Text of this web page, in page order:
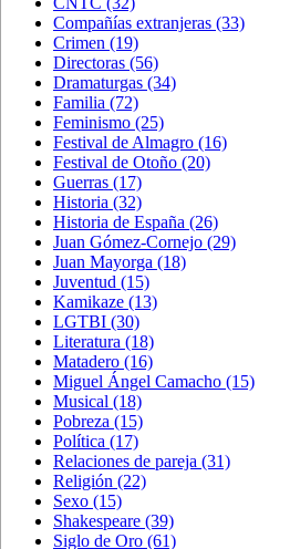
Compañías extranjeras (33)
Crimen (19)
Directoras (56)
Dramaturgas (34)
Familia (72)
Feminismo (25)
Festival de Almagro (16)
Festival de Otoño (20)
Guerras (17)
Historia (32)
Historia de España (26)
Juan Gómez-Cornejo (29)
Juan Mayorga (18)
Juventud (15)
Kamikaze (13)
LGTBI (30)
Literatura (18)
Matadero (16)
Miguel Ángel Camacho (15)
Musical (18)
Pobreza (15)
Política (17)
Relaciones de pareja (31)
Religión (22)
Sexo (15)
Shakespeare (39)
Siglo de Oro (61)